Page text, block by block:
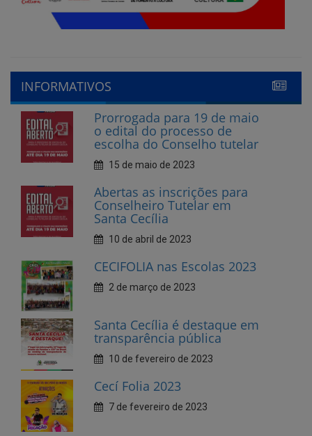
INFORMATIVOS
o edital do processo de
escolha do Conselho tutelar
15 de maio de 2023
Abertas as inscrições para
Conselheiro Tutelar em
Santa Cecília
CECIFOLIA nas Escolas 2023
2 de março de 2023
Santa Cecília é destaque em
transparência pública
Cecí Folia 2023
7 de fevereiro de 2023
Andamento da creche
fase Avançada